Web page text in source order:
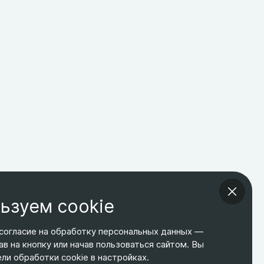
ТЕЛЕФОН
+7 495 266-65-67
ЭЛ. ПОЧТА
shop@relines.ru
АДРЕС
Москва, Гаражная 8
cookie
на обработку персональных данных —
на кнопку или начав пользоваться сайтом. Вы
обработки cookie в настройках.